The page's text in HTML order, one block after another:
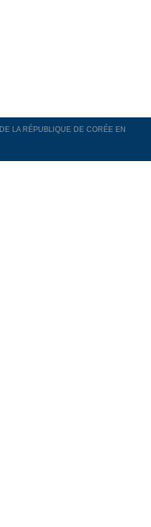
LA RÉPUBLIQUE DE CORÉE EN